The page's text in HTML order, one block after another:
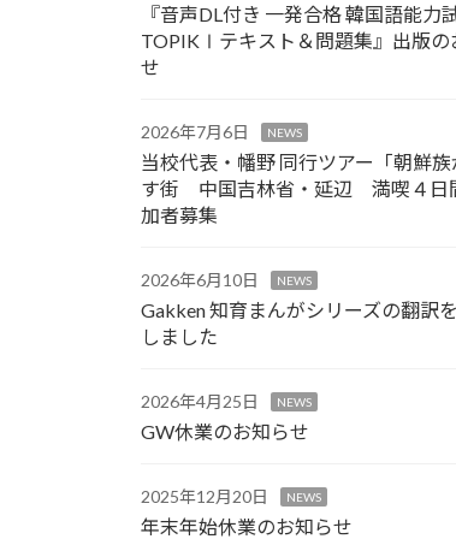
『音声DL付き 一発合格 韓国語能力
TOPIKⅠテキスト＆問題集』出版の
せ
2026年7月6日 NEWS
当校代表・幡野 同行ツアー「朝鮮族
す街 中国吉林省・延辺 満喫４日
加者募集
2026年6月10日 NEWS
Gakken 知育まんがシリーズの翻訳
しました
2026年4月25日 NEWS
GW休業のお知らせ
2025年12月20日 NEWS
年末年始休業のお知らせ